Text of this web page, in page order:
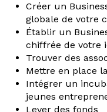
Créer un
globale de votre
Établir un
chiffrée de votre
Trouver des
Mettre en place
Intégrer un
jeunes
Lever des fonds